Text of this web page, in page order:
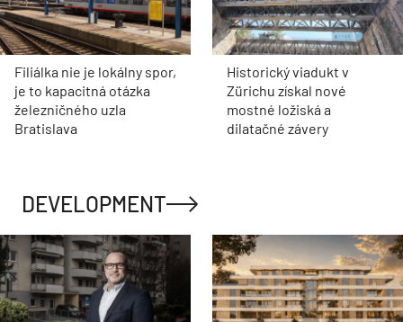
Filiálka nie je lokálny spor,
je to kapacitná otázka
železničného uzla
Bratislava
Historický viadukt v
Zürichu získal nové
mostné ložiská a
dilatačné závery
DEVELOPMENT